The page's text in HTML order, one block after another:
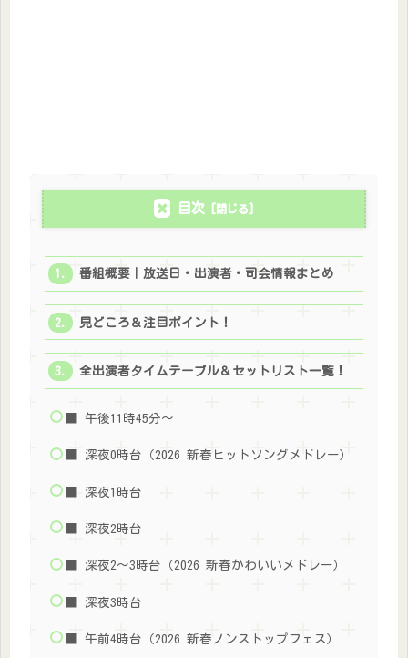
目次
番組概要｜放送日・出演者・司会情報まとめ
見どころ＆注目ポイント！
全出演者タイムテーブル＆セットリスト一覧！
■ 午後11時45分～
■ 深夜0時台（2026 新春ヒットソングメドレー）
■ 深夜1時台
■ 深夜2時台
■ 深夜2～3時台（2026 新春かわいいメドレー）
■ 深夜3時台
■ 午前4時台（2026 新春ノンストップフェス）